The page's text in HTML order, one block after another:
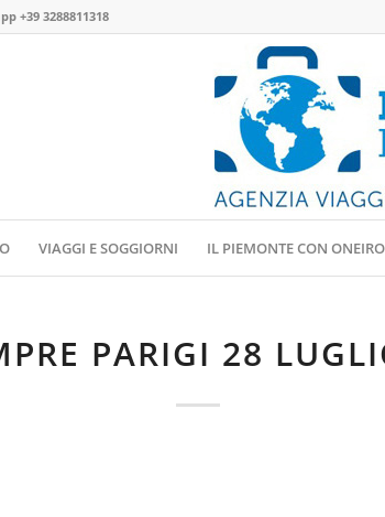
+39 3288811318
VIAGGI E SOGGIORNI IL PIEMONTE CON
PARIGI 28